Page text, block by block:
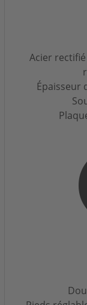
Acier
Épaisseur